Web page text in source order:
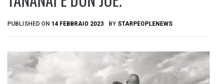
PUBLISHED ON 14 FEBBRAIO 2023 BY STARPEOPLENEWS